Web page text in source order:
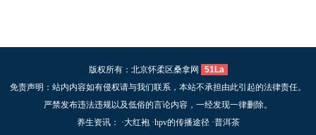
版权所有：北京怀柔区桑拿网
51La
免责声明：站内内容如有侵权请与我们联系，本站不承担由此引起的法律责任。
严禁发布违法违规以及低俗的言论内容，一经发现一律删除。
养生资讯： ·大红袍·hpv的传播途径 ·普洱茶